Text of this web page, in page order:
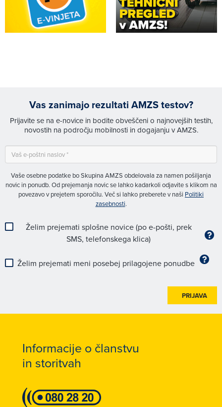
Vas zanimajo rezultati AMZS testov?
Prijavite se na e-novice in bodite obveščeni o najnovejših testih,
novostih na področju mobilnosti in dogajanju v AMZS.
Vaše osebne podatke bo Skupina AMZS obdelovala za namen pošiljanja
novic in ponudb. Od prejemanja novic se lahko kadarkoli odjavite s klikom na
povezavo v prejetem sporočilu. Več si lahko preberete v naši Politiki
zasebnosti.
Želim prejemati splošne novice (po e-pošti, prek
SMS, telefonskega klica)
Želim prejemati meni posebej prilagojene ponudbe
PRIJAVA
Informacije o članstvu
in storitvah